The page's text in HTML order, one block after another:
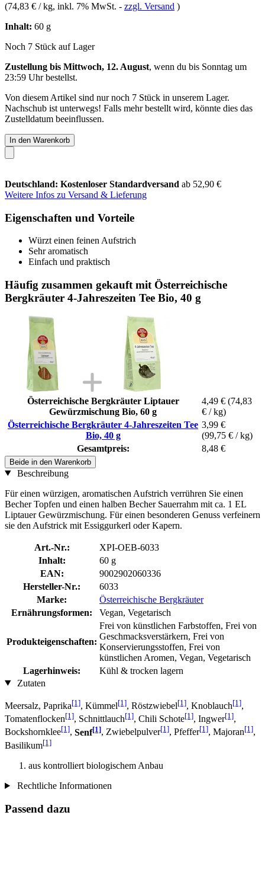
(74,83 € / kg, inkl. 7% MwSt. - zzgl. Versand )
Inhalt: 60 g
Noch 7 Stück auf Lager
Zustellung bis Mittwoch, 12. August, wenn du bis Sonntag um
23:59 Uhrbestellst.
Von diesem Artikel sind nur noch 7 Stück in unserem Lager.
Nachschub ist unterwegs! Falls mehr bestellt wird, könnte dies das
Zustelldatum beeinflussen.
In den Warenkorb
Deutschland: Kostenloser Standardversand ab 52,90 €
Weitere Infos zu Versand & Lieferung
Eigenschaften und Vorteile
Würzt einen feinen Aufstrich
Sehr aromatisch
Einfach und praktisch
Häufig zusammen gekauft mit Österreichische
Bergkräuter 4-Jahreszeiten Tee Bio, 40 g
Österreichische Bergkräuter Liptauer
Gewürzmischung Bio, 60 g
4,49 € (74,83
€ / kg)
Österreichische Bergkräuter 4-Jahreszeiten Tee
Bio, 40 g
3,99 €
(99,75 € / kg)
Gesamtpreis:
8,48 €
Beide in den Warenkorb
Beschreibung
Für einen würzigen, aromatischen Aufstrich verrühren Sie einen
Becher Topfen und einen halben Becher Sauerrahm mit ca. 1 EL
Liptauer Gewürzmischung. Für einen besonderen Genuss verfeinern
sie den Aufstrick mit Essiggurkerl oder Kapern.
Art.-Nr.:
XPI-OEB-6033
Inhalt:
60 g
EAN:
9002902060336
Hersteller-Nr.:
6033
Marke:
Österreichische Bergkräuter
Ernährungsformen:
Vegan, Vegetarisch
Produkteigenschaften:
Frei von künstlichen Farbstoffen, Frei von
Geschmacksverstärkern, Frei von
Konservierungsstoffen, Frei von
künstlichen Aromen, Vegan, Vegetarisch
Lagerhinweis:
Kühl & trocken lagern
Zutaten
Meersalz, Paprika[1], Kümmel[1], Röstzwiebel[1], Knoblauch[1],
Tomatenflocken[1], Schnittlauch[1], Chili Schote[1], Ingwer[1],
Bockshornklee[1], Senf[1], Zwiebelpulver[1], Pfeffer[1], Majoran[1],
Basilikum[1]
aus kontrolliert biologischem Anbau
Rechtliche Informationen
Passend dazu